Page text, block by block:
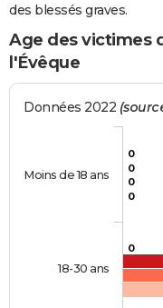
des blessés graves.
Age des victimes
l'Évêque
Données 2022
0
0
0
0
0
Moins de 18 ans
18-30 ans